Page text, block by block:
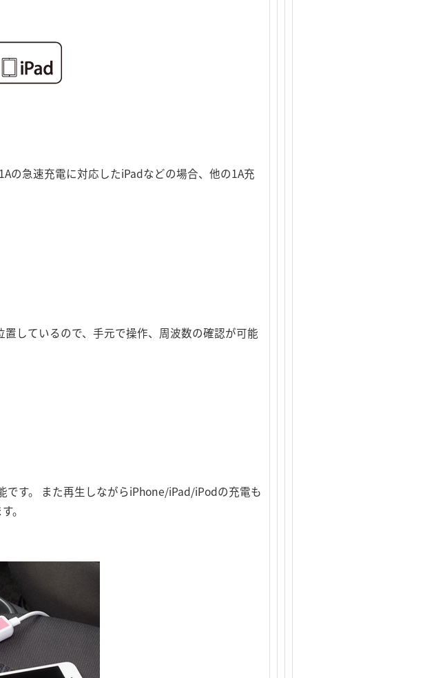
の急速充電に対応したiPadなどの場合、他の1A充
しているので、手元で操作、周波数の確認が可能
す。 また再生しながらiPhone/iPad/iPodの充電も
。